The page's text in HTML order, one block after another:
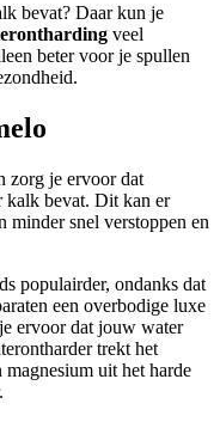
bevat? Daar kun je
veel
beter voor je spullen
zorg je ervoor dat
kalk bevat. Dit kan er
minder snel verstoppen en
populairder, ondanks dat
een overbodige luxe
ervoor dat jouw water
trekt het
uit het harde